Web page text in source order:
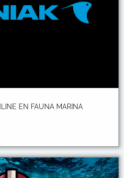
EN FAUNA MARINA